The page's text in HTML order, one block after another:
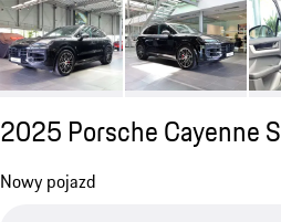
2025 Porsche Cayenne S
Nowy pojazd